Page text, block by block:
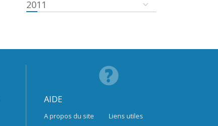
2011
AIDE
A propos du site
Liens utiles